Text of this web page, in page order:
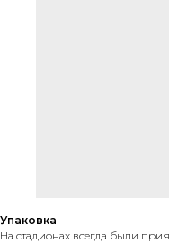
Упаковка
На стадионах всегда были